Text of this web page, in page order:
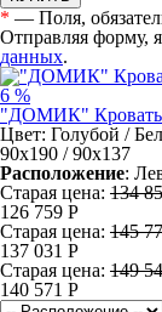
* — Поля,
Отправляя форму,
данных.
6 %
"ДОМИК"
Цвет: Голубой /
90х190 / 90х137
Расположение:
Старая цена: 134
126 759 Р
Старая цена: 145
137 031 Р
Старая цена: 149
140 571 Р